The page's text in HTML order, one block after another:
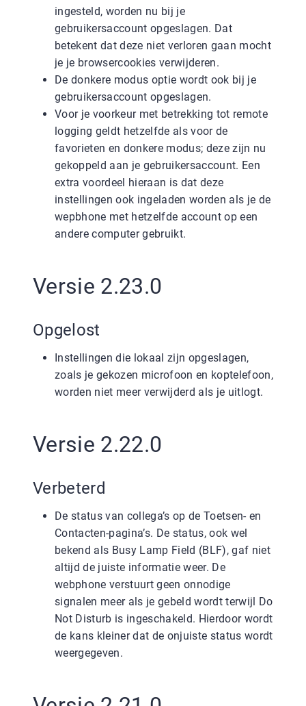
ingesteld, worden nu bij je
gebruikersaccount opgeslagen. Dat
betekent dat deze niet verloren gaan mocht
je je browsercookies verwijderen.
De donkere modus optie wordt ook bij je
gebruikersaccount opgeslagen.
Voor je voorkeur met betrekking tot remote
logging geldt hetzelfde als voor de
favorieten en donkere modus; deze zijn nu
gekoppeld aan je gebruikersaccount. Een
extra voordeel hieraan is dat deze
instellingen ook ingeladen worden als je de
wepbhone met hetzelfde account op een
andere computer gebruikt.
Versie 2.23.0
Opgelost
Instellingen die lokaal zijn opgeslagen,
zoals je gekozen microfoon en koptelefoon,
worden niet meer verwijderd als je uitlogt.
Versie 2.22.0
Verbeterd
De status van collega’s op de Toetsen- en
Contacten-pagina’s. De status, ook wel
bekend als Busy Lamp Field (BLF), gaf niet
altijd de juiste informatie weer. De
webphone verstuurt geen onnodige
signalen meer als je gebeld wordt terwijl Do
Not Disturb is ingeschakeld. Hierdoor wordt
de kans kleiner dat de onjuiste status wordt
weergegeven.